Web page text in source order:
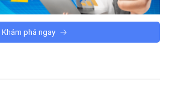
Khám phá ngay